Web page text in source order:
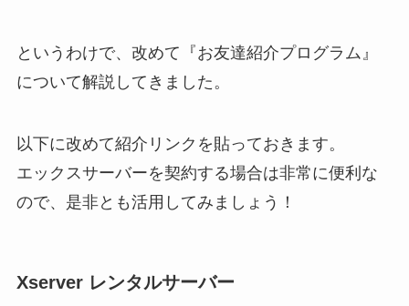
というわけで、改めて『お友達紹介プログラム』
について解説してきました。
以下に改めて紹介リンクを貼っておきます。
エックスサーバーを契約する場合は非常に便利な
ので、是非とも活用してみましょう！
Xserver レンタルサーバー